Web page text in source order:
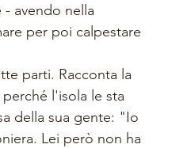
avendo nella
per poi calpestare
parti. Racconta la
l'isola le sta
della sua gente: "Io
Lei però non ha